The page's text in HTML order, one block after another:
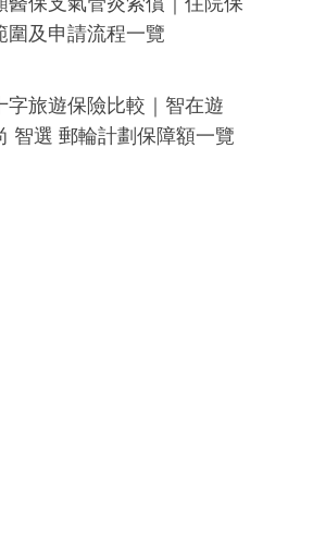
圍及申請流程一覽
字旅遊保險比較｜智在遊
智選 郵輪計劃保障額一覽